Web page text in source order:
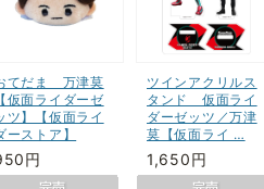
てだま 万津莫
【仮面ライダーゼ
ツ】【仮面ライ
ーストア】
円
ツインアクリルス
タンド 仮面ライ
ダーゼッツ／万津
莫【仮面ライ …
1,650円